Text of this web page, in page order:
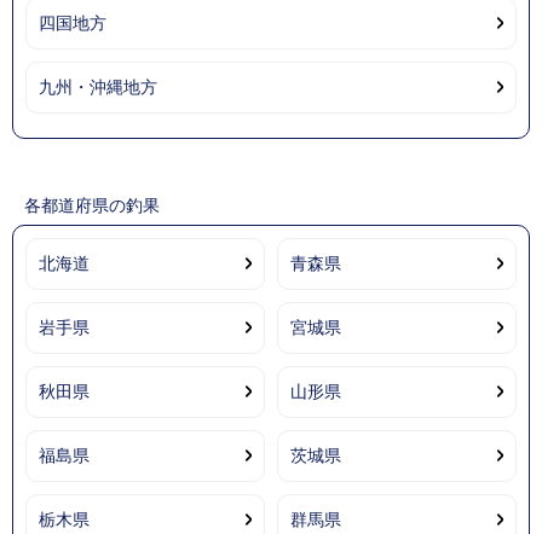
四国地方
九州・沖縄地方
各都道府県の釣果
北海道 青森県
岩手県 宮城県
秋田県 山形県
福島県 茨城県
栃木県 群馬県